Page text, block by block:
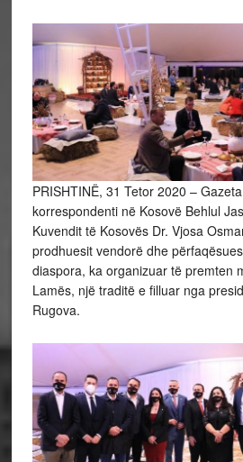
PRISHTINË, 31 Tetor 2020 –
korrespondenti në Kosovë Behlul
Kuvendit të Kosovës Dr. Vjosa
prodhuesit vendorë dhe
diaspora, ka organizuar të premten
Lamës, një traditë e filluar nga
Rugova.